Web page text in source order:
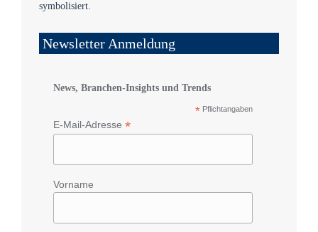
Newsletter Anmeldung
News, Branchen-Insights und Trends
* Pflichtangaben
E-Mail-Adresse *
Vorname